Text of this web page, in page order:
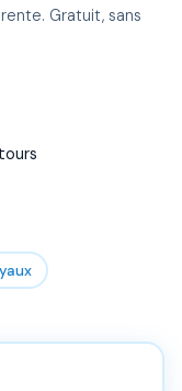
Gratuit, sans